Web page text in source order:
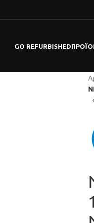
GO REFURBISHED